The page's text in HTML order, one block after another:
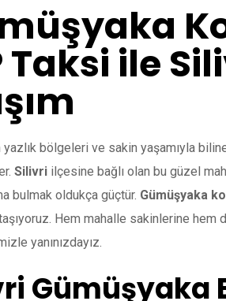
Taksi ile
yazlık bölgeleri ve sakin yaşamıyla
Silivri ilçesine bağlı olan bu güzel
bulmak oldukça güçtür. Gümüşyaka
taşıyoruz. Hem mahalle sakinlerine
yanınızdayız.
Gümüşyaka